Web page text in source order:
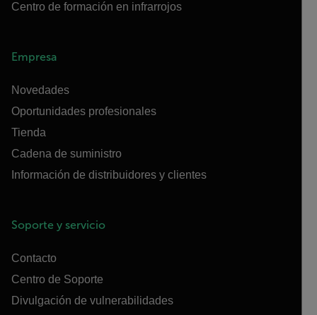
Centro de formación en infrarrojos
Empresa
Novedades
Oportunidades profesionales
Tienda
Cadena de suministro
Información de distribuidores y clientes
Soporte y servicio
Contacto
Centro de Soporte
Divulgación de vulnerabilidades